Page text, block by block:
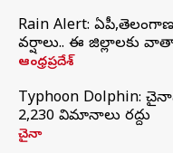
Rain Alert:
వర్షాలు.. ఈ జిల్లాలకు
ఆంధ్రప్రదేశ్
Typhoon Dolphin:
2,230 విమానాలు రద్దు
చైనా